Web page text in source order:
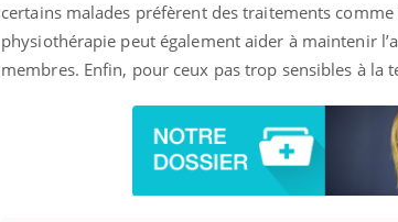
certains malades préfèrent des traitements
physiothérapie peut également aider à maintenir
membres. Enfin, pour ceux pas trop sensibles à la